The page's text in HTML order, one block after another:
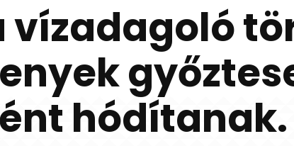
hódítanak.